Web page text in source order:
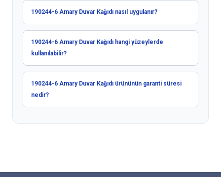
190244-6 Amary Duvar Kağıdı nasıl uygulanır?
190244-6 Amary Duvar Kağıdı hangi yüzeylerde
kullanılabilir?
190244-6 Amary Duvar Kağıdı ürününün garanti süresi
nedir?